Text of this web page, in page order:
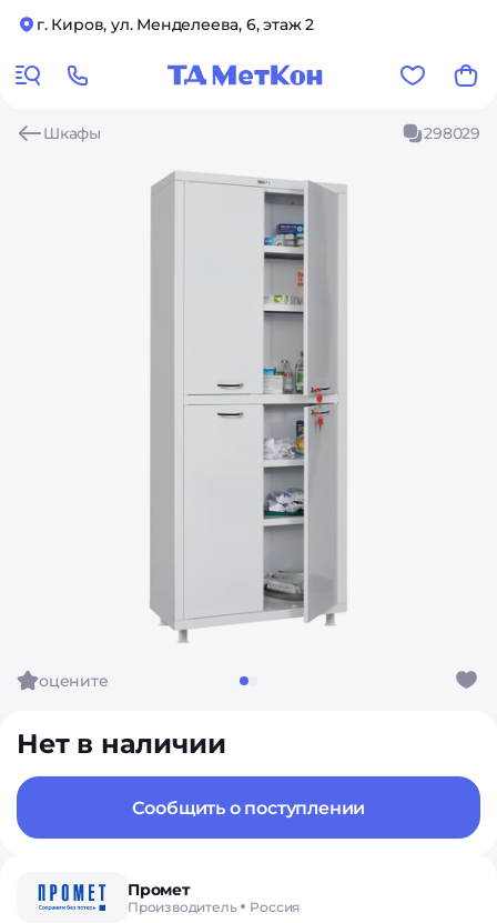
г. Киров, ул. Менделеева, 6, этаж 2
Шкафы 298029
оцените
Нет в наличии
Сообщить о поступлении
Промет
Производитель Россия